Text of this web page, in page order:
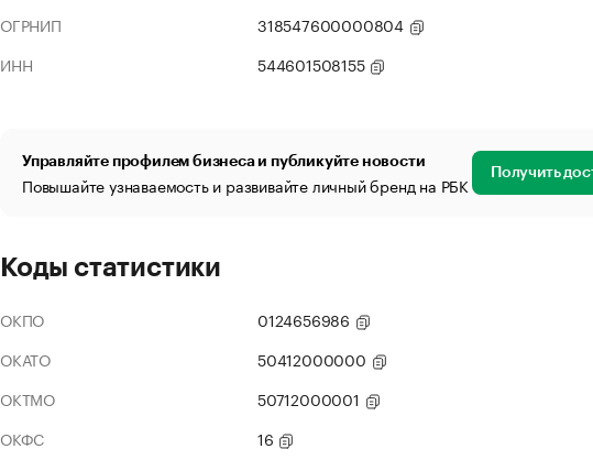
ОГРНИП
318547600000804
ИНН
544601508155
Управляйте профилем бизнеса и публикуйте новости
Повышайте узнаваемость и развивайте личный бренд на РБК Получить
Коды статистики
ОКПО
0124656986
ОКАТО
50412000000
ОКТМО
50712000001
ОКФС
16